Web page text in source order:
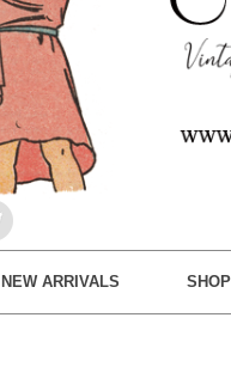
NEW ARRIVALS SHOP